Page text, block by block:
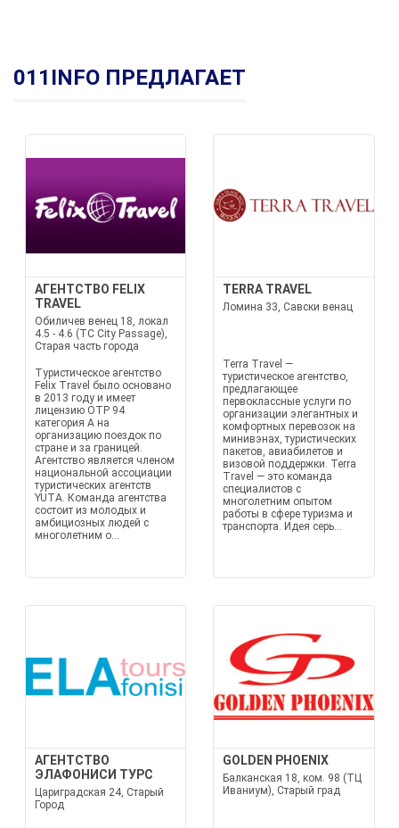
011INFO ПРЕДЛАГАЕТ
АГЕНТСТВО FELIX
TRAVEL
Обиличев венец 18, локал
4.5 - 4.6 (TC City Passage),
Старая часть города
Туристическое агентство
Felix Travel было основано
в 2013 году и имеет
лицензию OTP 94
категория A на
организацию поездок по
стране и за границей.
Агентство является членом
национальной ассоциации
туристических агентств
YUTA. Команда агентства
состоит из молодых и
амбициозных людей с
многолетним о...
TERRA TRAVEL
Ломина 33, Савски венац
Terra Travel —
туристическое агентство,
предлагающее
первоклассные услуги по
организации элегантных и
комфортных перевозок на
минивэнах, туристических
пакетов, авиабилетов и
визовой поддержки. Terra
Travel — это команда
специалистов с
многолетним опытом
работы в сфере туризма и
транспорта. Идея серь...
АГЕНТСТВО
ЭЛАФОНИСИ ТУРС
Цариградская 24, Старый
Город
GOLDEN PHOENIX
Балканская 18, ком. 98 (ТЦ
Иваниум), Старый град